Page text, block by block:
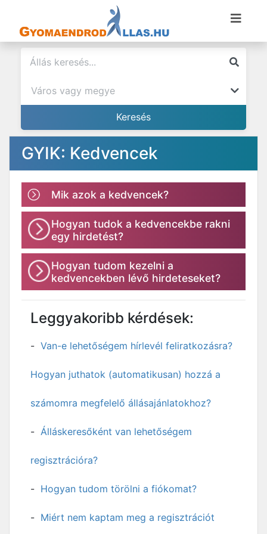
GYIK: Kedvencek
Mik azok a kedvencek?
Hogyan tudok a kedvencekbe rakni
egy hirdetést?
Hogyan tudom kezelni a
kedvencekben lévő hirdeteseket?
Leggyakoribb kérdések:
Van-e lehetőségem hírlevél feliratkozásra?
Hogyan juthatok (automatikusan) hozzá a
számomra megfelelő állásajánlatokhoz?
Álláskeresőként van lehetőségem
regisztrációra?
Hogyan tudom törölni a fiókomat?
Miért nem kaptam meg a regisztrációt